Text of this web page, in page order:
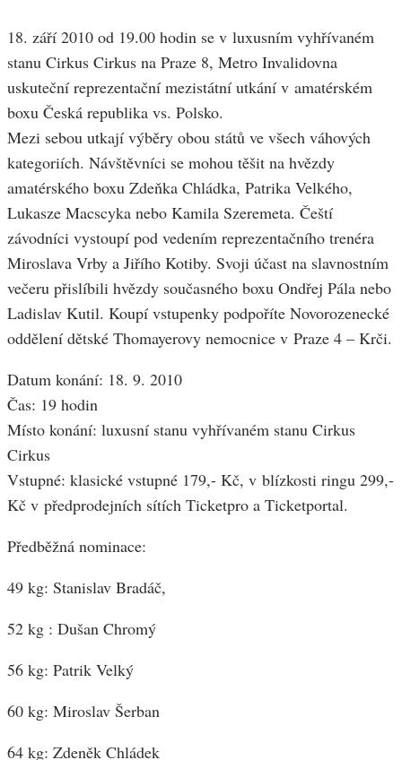
18. září 2010 od 19.00 hodin se v luxusním vyhřívaném
stanu Cirkus Cirkus na Praze 8, Metro Invalidovna
uskuteční reprezentační mezistátní utkání v amatérském
boxu Česká republika vs. Polsko.
Mezi sebou utkají výběry obou států ve všech váhových
kategoriích. Návštěvníci se mohou těšit na hvězdy
amatérského boxu Zdeňka Chládka, Patrika Velkého,
Lukasze Macscyka nebo Kamila Szeremeta. Čeští
závodníci vystoupí pod vedením reprezentačního trenéra
Miroslava Vrby a Jiřího Kotiby. Svoji účast na slavnostním
večeru přislíbili hvězdy současného boxu Ondřej Pála nebo
Ladislav Kutil. Koupí vstupenky podpoříte Novorozenecké
oddělení dětské Thomayerovy nemocnice v Praze 4 – Krči.
Datum konání: 18. 9. 2010
Čas: 19 hodin
Místo konání: luxusní stanu vyhřívaném stanu Cirkus
Cirkus
Vstupné: klasické vstupné 179,- Kč, v blízkosti ringu 299,-
Kč v předprodejních sítích Ticketpro a Ticketportal.
Předběžná nominace:
49 kg: Stanislav Bradáč,
52 kg : Dušan Chromý
56 kg: Patrik Velký
60 kg: Miroslav Šerban
64 kg: Zdeněk Chládek